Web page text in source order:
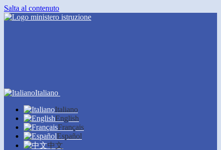
Salta al contenuto
Italiano
Italiano
English
Français
Español
中文